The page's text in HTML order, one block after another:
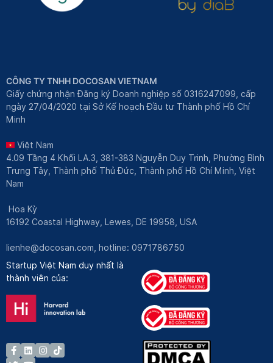
CÔNG TY TNHH DOCOSAN VIETNAM
Giấy chứng nhận Đăng ký Doanh nghiệp số 0316247099, cấp
ngày 27/04/2020 tại Sở Kế hoạch Đầu tư Thành phố Hồ Chí
Minh
Việt Nam
4.09 Tầng 4 Khối LA.3, 381-383 Nguyễn Duy Trinh, Phường Bình
Trưng Tây, Thành phố Thủ Đức, Thành phố Hồ Chí Minh, Việt
Nam
Hoa Kỳ
16192 Coastal Highway, Lewes, DE 19958, USA
lienhe@docosan.com , hotline: 0971786750
Startup Việt Nam duy nhất là
thành viên của: